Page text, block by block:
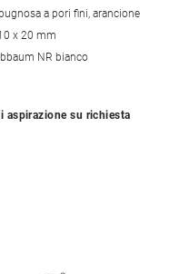
a pori fini, arancione
x 20 mm
NR bianco
aspirazione su richiesta